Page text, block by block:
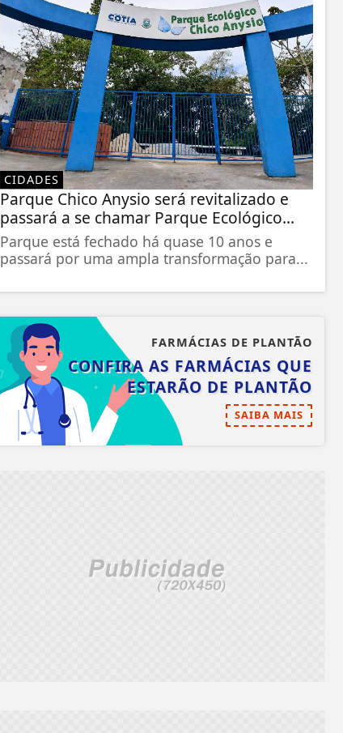
CIDADES
Parque Chico Anysio será revitalizado e
passará a se chamar Parque Ecológico...
Parque está fechado há quase 10 anos e
passará por uma ampla transformação para...
FARMÁCIAS DE PLANTÃO
CONFIRA AS FARMÁCIAS QUE
ESTARÃO DE PLANTÃO
SAIBA MAIS